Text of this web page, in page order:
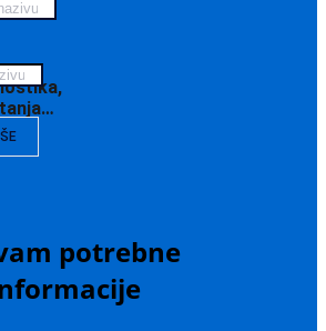
potrebne